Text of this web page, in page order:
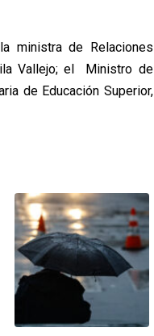
ministra de Relaciones
Vallejo; el Ministro de
de Educación Superior,